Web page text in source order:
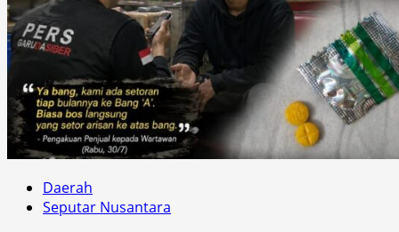
Daerah
Seputar Nusantara